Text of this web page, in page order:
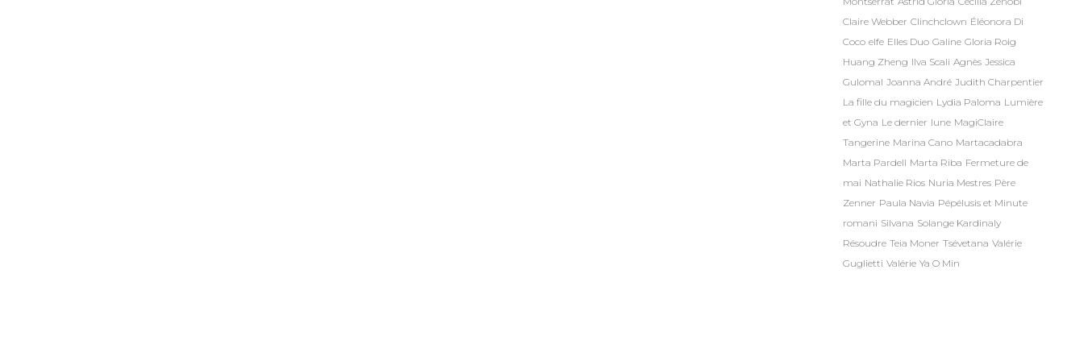
Claire Webber Clinchclown Éléonora Di
Coco elfe Elles Duo Galine Gloria Roig
Huang Zheng Ilva Scali Agnès Jessica
Gulomal Joanna André Judith Charpentier
La fille du magicien Lydia Paloma Lumière
et Gyna Le dernier lune MagiClaire
Tangerine Marina Cano Martacadabra
Marta Pardell Marta Riba Fermeture de
mai Nathalie Rios Nuria Mestres Père
Zenner Paula Navia Pépélusis et Minute
romani Silvana Solange Kardinaly
Résoudre Teia Moner Tsévetana Valérie
Guglietti Valérie Ya O Min